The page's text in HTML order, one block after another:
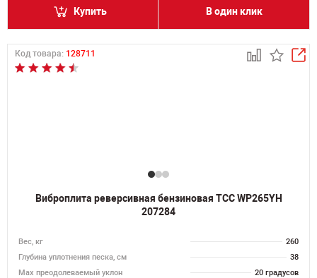
Купить В один клик
Код товара: 128711
Виброплита реверсивная бензиновая ТСС WP265YH
207284
Вес, кг
260
Глубина уплотнения песка, см
38
Max преодолеваемый уклон
20 градусов